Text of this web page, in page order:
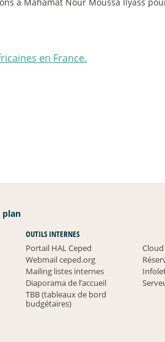
en France.
plan
OUTILS INTERNES
Portail HAL Ceped
Cloud
Webmail ceped.org
Mailing listes internes
Diaporama de l’accueil
TBB (tableaux de bord
budgétaires)